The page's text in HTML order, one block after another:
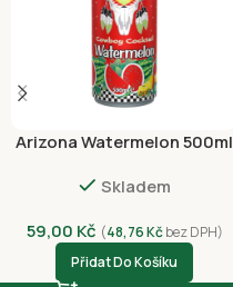
Arizona Watermelon 500ml
Skladem
59,00 Kč (48,76Kčbez DPH)
Přidat Do Košíku